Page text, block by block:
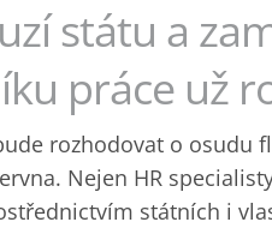
státu a
práce už
rozhodovat o
Nejen HR
státních i